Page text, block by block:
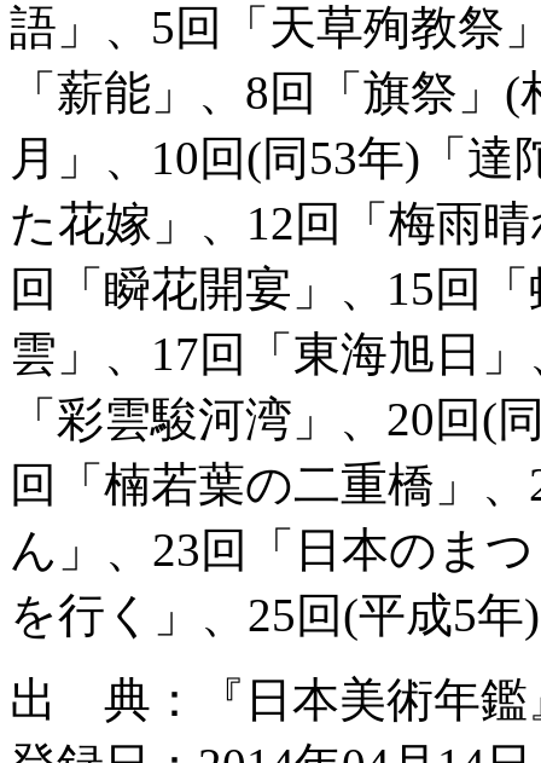
語」、5回「天草殉教祭
「薪能」、8回「旗祭」
月」、10回(同53年)「
た花嫁」、12回「梅雨
回「瞬花開宴」、15回
雲」、17回「東海旭日
「彩雲駿河湾」、20回(
回「楠若葉の二重橋」
ん」、23回「日本のま
を行く」、25回(平成5
出 典：『日本美術年鑑